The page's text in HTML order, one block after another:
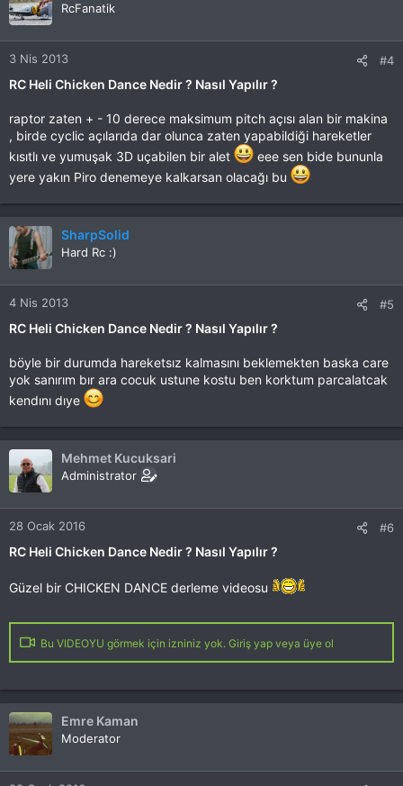
RcFanatik
3 Nis 2013 #4
RC Heli Chicken Dance Nedir ? Nasıl Yapılır ?
raptor zaten + - 10 derece maksimum pitch açısı alan bir makina
, birde cyclic açılarıda dar olunca zaten yapabildiği hareketler
kısıtlı ve yumuşak 3D uçabilen bir alet
eee sen bide bununla
yere yakın Piro denemeye kalkarsan olacağı bu
SharpSolid
Hard Rc :)
4 Nis 2013 #5
RC Heli Chicken Dance Nedir ? Nasıl Yapılır ?
böyle bir durumda hareketsız kalmasını beklemekten baska care
yok sanırım bır ara cocuk ustune kostu ben korktum parcalatcak
kendını dıye
Mehmet Kucuksari
Administrator
28 Ocak 2016 #6
RC Heli Chicken Dance Nedir ? Nasıl Yapılır ?
Güzel bir CHICKEN DANCE derleme videosu
Bu VIDEOYU görmek için izniniz yok. Giriş yap veya üye ol
Emre Kaman
Moderator